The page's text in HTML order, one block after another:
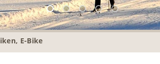
E-Bike